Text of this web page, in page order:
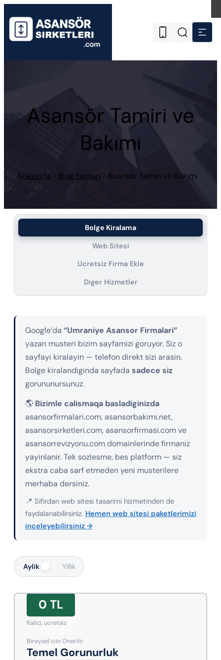
Asansör Tamiri ve
Bakımı
Anasayfa Blog Yazıları Asansör Tamiri ve Bakımı
Bolge Kiralama
Web Sitesi
Ucretsiz Firma Ekle
Diger Hizmetler
Google’da “Umraniye Asansor Firmalari”
yazan musteri bizim sayfamizi goruyor. Siz o
sayfayi kiralayin — telefon direkt sizi arasin.
Bolge kiralandiginda sayfada sadece siz
gorununursunuz.
🌎 Bizimle calismaqa basladiginizda
asansorfirmalari.com, asansorbakimi.net,
asansorsirketleri.com, asansorfirmasi.com ve
asansorrevizyonu.com domainlerinde firmaniz
yayinlanir. Tek sozlesme, bes platform — siz
ekstra caba sarf etmeden yeni musterilere
merhaba dersiniz.
📍 Sifirdan web sitesi tasarimi hizmetinden de
faydalanabilirsiniz. Hemen web sitesi paketlerimizi
inceleyebilirsiniz →
Aylik Yillik
0 TL
Kalici, ucretsiz
Bireysel icin Onerilir
Temel Gorunurluk